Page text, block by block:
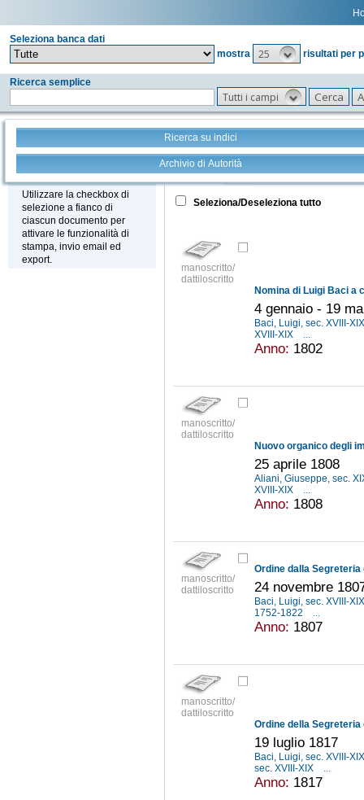
Seleziona banca dati
mostra
25 risultati per
Ricerca semplice
Tutti i campi
Ricerca su indici
Archivio di Autorità
Stampa - Email - Export
Utilizzare la checkbox di
selezione a fianco di
ciascun documento per
attivare le funzionalità di
stampa, invio email ed
export.
Tutto +
Seleziona/Deseleziona tutto
manoscritto/
dattiloscritto
Nomina di Luigi Baci a
4 gennaio - 19
Baci, Luigi, sec. XVIII-
XVIII-XIX
...
Anno: 1802
manoscritto/
dattiloscritto
25 aprile 1808
Aliani, Giuseppe, sec.
XVIII-XIX
...
Anno: 1808
manoscritto/
dattiloscritto
24 novembre
Baci, Luigi, sec. XVIII-
1752-1822
...
Anno: 1807
manoscritto/
dattiloscritto
19 luglio 1817
Baci, Luigi, sec. XVIII-
sec. XVIII-XIX
Anno: 1817